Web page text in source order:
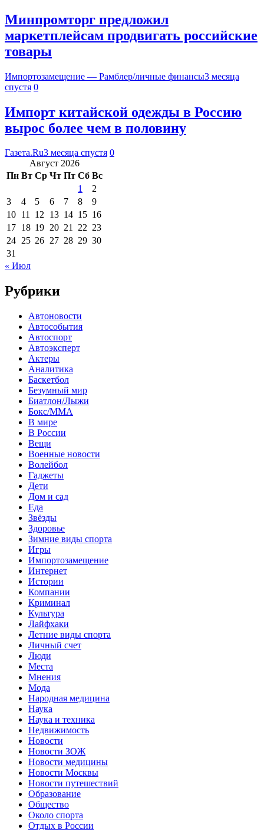
Минпромторг предложил
маркетплейсам продвигать российские
товары
Импортозамещение — Рамблер/личные финансы3 месяца
спустя 0
Импорт китайской одежды в Россию
вырос более чем в половину
Газета.Ru3 месяца спустя 0
Август 2026
Пн Вт Ср Чт Пт Сб Вс
1
2
3
4 5 6 7 8
9
10 11 12 13 14 15 16
17 18 19 20 21 22 23
24 25 26 27 28 29 30
31
« Июл
Рубрики
Автоновости
Автособытия
Автоспорт
Автоэксперт
Актеры
Аналитика
Баскетбол
Безумный мир
Биатлон/Лыжи
Бокс/MMA
В мире
В России
Вещи
Военные новости
Волейбол
Гаджеты
Дети
Дом и сад
Еда
Звёзды
Здоровье
Зимние виды спорта
Игры
Импортозамещение
Интернет
Истории
Компании
Криминал
Культура
Лайфхаки
Летние виды спорта
Личный счет
Люди
Места
Мнения
Мода
Народная медицина
Наука
Наука и техника
Недвижимость
Новости
Новости ЗОЖ
Новости медицины
Новости Москвы
Новости путешествий
Образование
Общество
Около спорта
Отдых в России